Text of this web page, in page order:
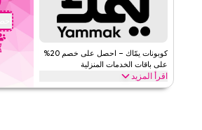
كوبونات يمّاك – احصل على خصم 20%
على باقات الخدمات المنزلية
اقرأ المزيد
خصم 20% على خدمات ياماك المنزلية